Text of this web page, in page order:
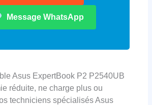
Message WhatsApp
Asus ExpertBook P2 P2540UB
réduite, ne charge plus ou
techniciens spécialisés Asus